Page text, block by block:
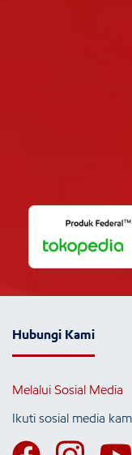
Hubungi Kami
Melalui Sosial Media
Ikuti sosial media